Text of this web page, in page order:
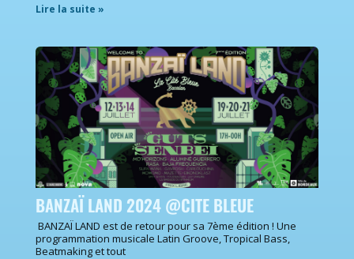
Lire la suite »
BANZAÏ LAND 2024 @CITE BLEUE
BANZAÏ LAND est de retour pour sa 7ème édition ! Une
programmation musicale Latin Groove, Tropical Bass,
Beatmaking et tout